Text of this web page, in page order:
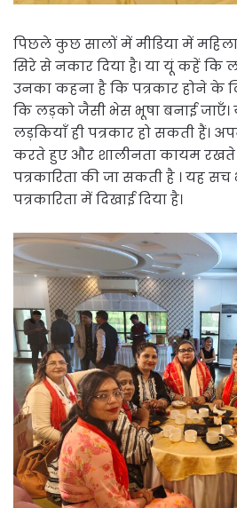
पिछले कुछ सालों में मीडिया में
सिरे से नकार दिया है। या यूं कहें कि
उनका कहना है कि पत्रकार होने के
कि लड़को जैसी भेस भूषा बनाई
लड़कियाँ ही पत्रकार हो सकती हैं।
करते हुए और शालीनता कायम रखते
पत्रकारिता की जा सकती है । यह सच
पत्रकारिता में दिखाई दिया है।